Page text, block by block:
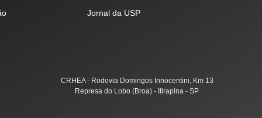
Jornal da USP
CRHEA - Rodovia Domingos Innocentini, Km 13
Represa do Lobo (Broa) - Itirapina - SP